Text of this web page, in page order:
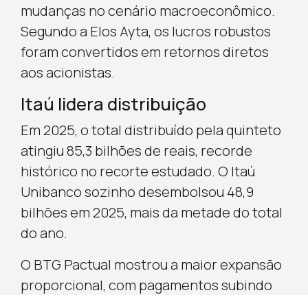
mudanças no cenário macroeconômico.
Segundo a Elos Ayta, os lucros robustos
foram convertidos em retornos diretos
aos acionistas.
Itaú lidera distribuição
Em 2025, o total distribuído pela quinteto
atingiu 85,3 bilhões de reais, recorde
histórico no recorte estudado. O Itaú
Unibanco sozinho desembolsou 48,9
bilhões em 2025, mais da metade do total
do ano.
O BTG Pactual mostrou a maior expansão
proporcional, com pagamentos subindo